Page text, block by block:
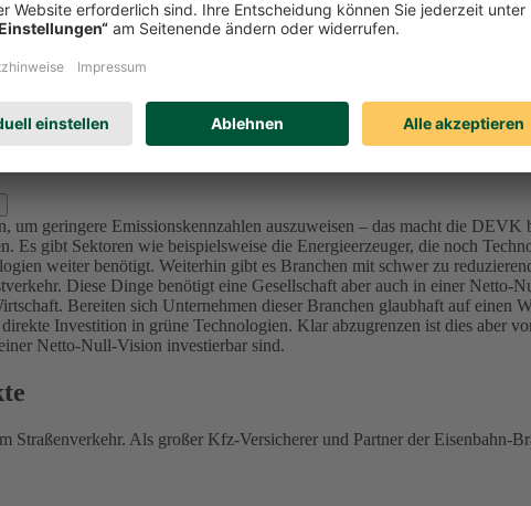
Unternehmen bzw. Projekte (u.a. Sektoren Utilities,
an die Ziele – die von der Ratingagentur ISS ESG überprüft
dieses Portfolio der DEVK bis 2050 festgelegt, da sich alle
bis 2040 in den Kapitalanlagen festgelegt.
Für die
der wir uns in den nächsten Jahren stellen. Für den
ausschließen?
um geringere Emissionskennzahlen auszuweisen – das macht die
Es gibt Sektoren wie beispielsweise die Energieerzeuger, die noch
weiter benötigt. Weiterhin gibt es Branchen mit schwer zu
Diese Dinge benötigt eine Gesellschaft aber auch in einer
Bereiten sich Unternehmen dieser Branchen glaubhaft auf einen
Investition in grüne Technologien. Klar abzugrenzen ist dies aber
Netto-Null-Vision investierbar sind.
Straßenverkehr. Als großer Kfz-Versicherer und Partner der